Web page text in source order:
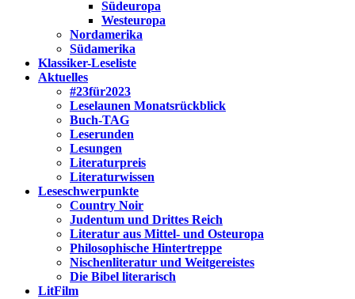
Südeuropa
Westeuropa
Nordamerika
Südamerika
Klassiker-Leseliste
Aktuelles
#23für2023
Leselaunen Monatsrückblick
Buch-TAG
Leserunden
Lesungen
Literaturpreis
Literaturwissen
Leseschwerpunkte
Country Noir
Judentum und Drittes Reich
Literatur aus Mittel- und Osteuropa
Philosophische Hintertreppe
Nischenliteratur und Weitgereistes
Die Bibel literarisch
LitFilm